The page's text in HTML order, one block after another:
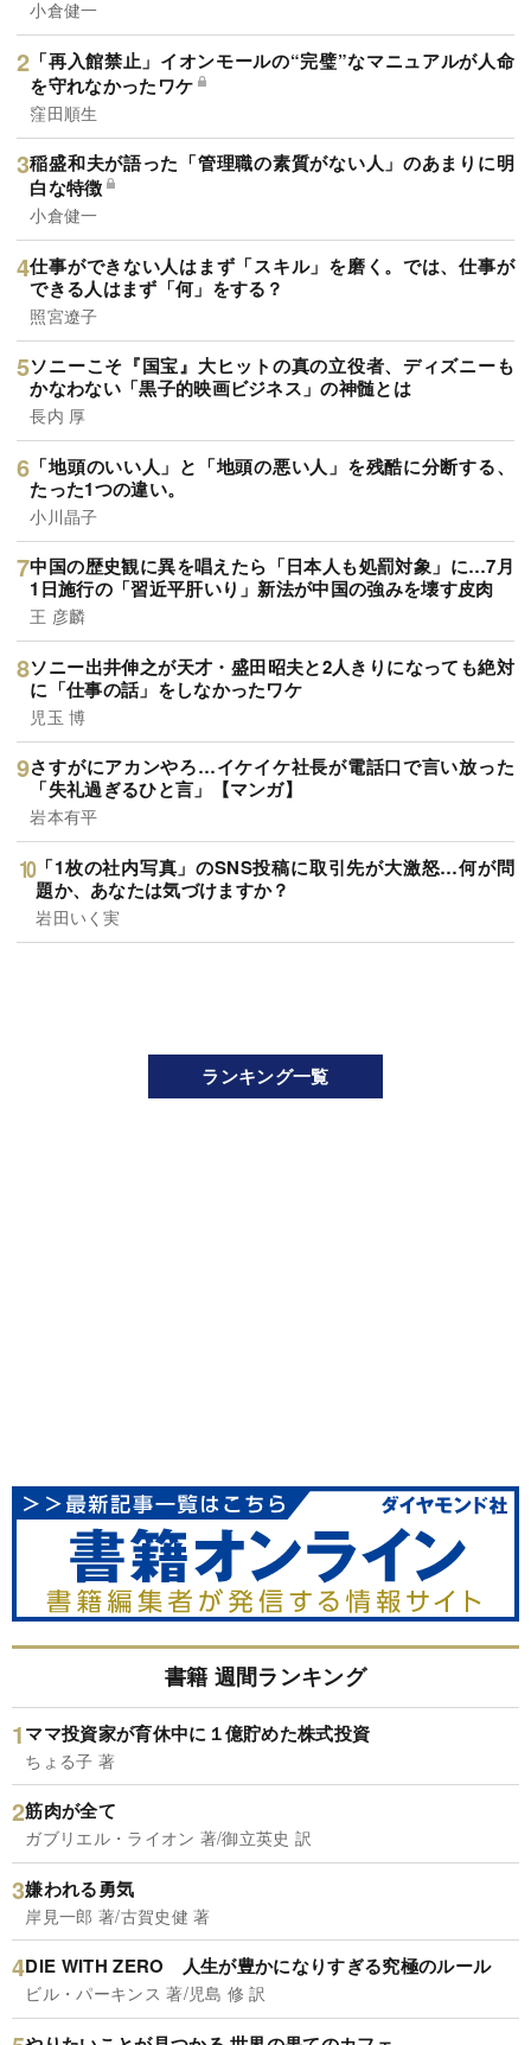
小倉健一
「再入館禁止」イオンモールの“完璧”なマニュアルが人命
を守れなかったワケ
窪田順生
稲盛和夫が語った「管理職の素質がない人」のあまりに明
白な特徴
小倉健一
仕事ができない人はまず「スキル」を磨く。では、仕事が
できる人はまず「何」をする？
照宮遼子
ソニーこそ『国宝』大ヒットの真の立役者、ディズニーも
かなわない「黒子的映画ビジネス」の神髄とは
長内 厚
「地頭のいい人」と「地頭の悪い人」を残酷に分断する、
たった1つの違い。
小川晶子
中国の歴史観に異を唱えたら「日本人も処罰対象」に…7月
1日施行の「習近平肝いり」新法が中国の強みを壊す皮肉
王 彦麟
ソニー出井伸之が天才・盛田昭夫と2人きりになっても絶対
に「仕事の話」をしなかったワケ
児玉 博
さすがにアカンやろ…イケイケ社長が電話口で言い放った
「失礼過ぎるひと言」【マンガ】
岩本有平
「1枚の社内写真」のSNS投稿に取引先が大激怒…何が問
題か、あなたは気づけますか？
岩田いく実
ランキング一覧
書籍 週間ランキング
ママ投資家が育休中に１億貯めた株式投資
ちょる子 著
筋肉が全て
ガブリエル・ライオン 著/御立英史 訳
嫌われる勇気
岸見一郎 著/古賀史健 著
DIE WITH ZERO 人生が豊かになりすぎる究極のルール
ビル・パーキンス 著/児島 修 訳